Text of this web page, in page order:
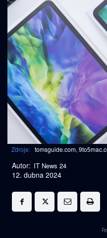
Zdroje: tomsguide.com,
Autor: IT News 24
12. dubna 2024